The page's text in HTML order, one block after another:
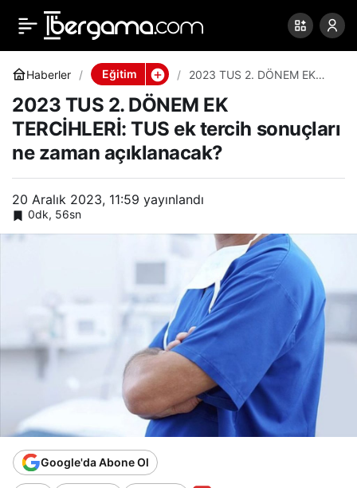
Haberler Eğitim
2023 TUS 2. DÖNEM EK
sonuçları ne zaman
açıklanacak?
2023 TUS 2. DÖNEM EK
TERCİHLERİ: TUS ek tercih sonuçları
ne zaman açıklanacak?
20 Aralık 2023, 11:59 yayınlandı
0dk, 56sn
Google'da Abone Ol
2023 TUS 2. DÖNEM EK
TERCİHLERİ: TUS ek
tercih sonuçları ne
zaman açıklanacak?
0 Paylaş